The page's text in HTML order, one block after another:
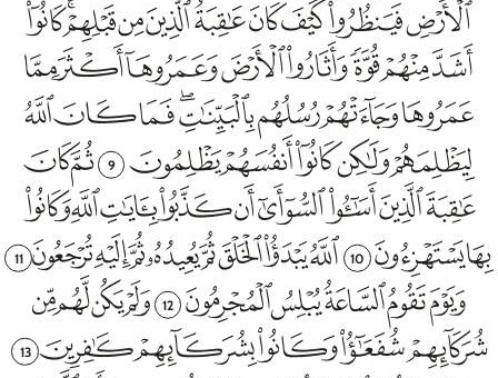
9
10
11
12
13